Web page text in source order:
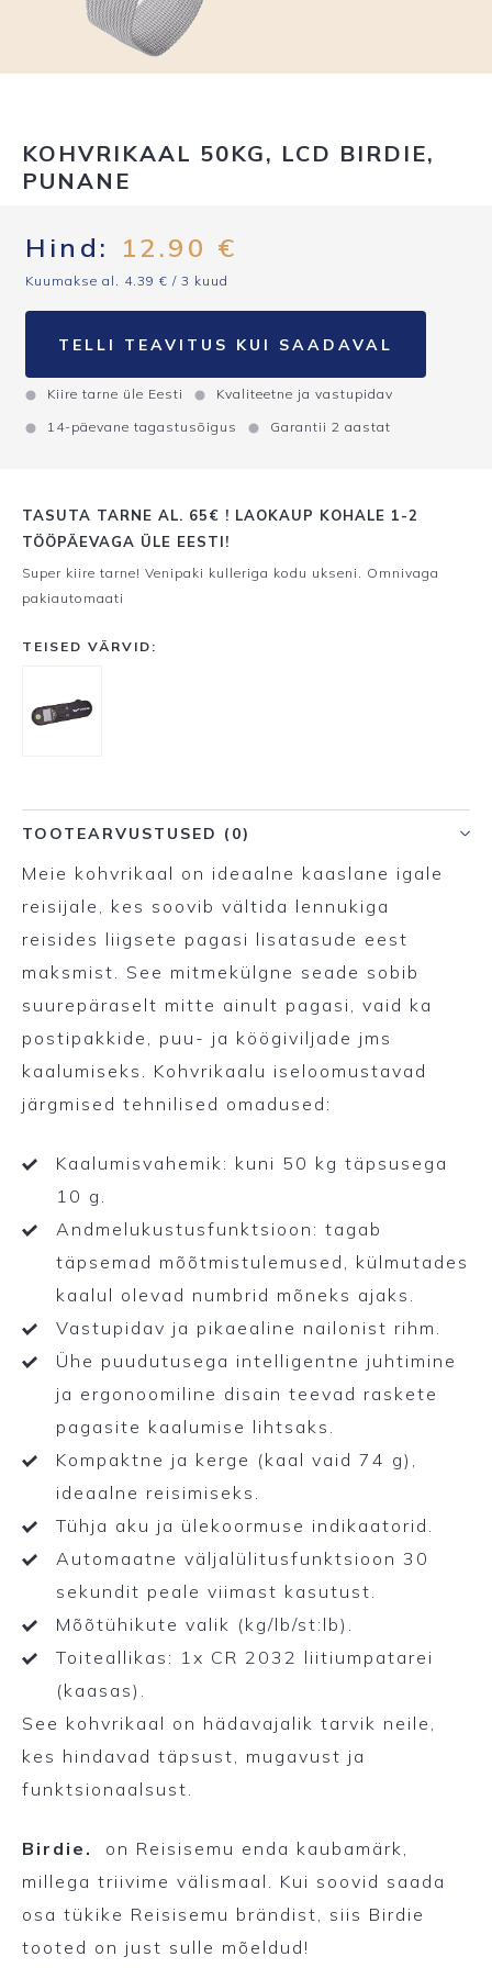
KOHVRIKAAL 50KG, LCD BIRDIE,
PUNANE
Meie kohvrikaal on ideaalne kaaslane igale
reisijale, kes soovib vältida lennukiga
reisides liigsete pagasi lisatasude eest
maksmist. See mitmekülgne seade sobib
suurepäraselt mitte ainult pagasi, vaid ka
postipakkide, puu- ja köögiviljade jms
kaalumiseks. Kohvrikaalu iseloomustavad
järgmised tehnilised omadused:
Kaalumisvahemik: kuni 50 kg täpsusega
10 g.
Andmelukustusfunktsioon: tagab
täpsemad mõõtmistulemused, külmutades
kaalul olevad numbrid mõneks ajaks.
Vastupidav ja pikaealine nailonist rihm.
Ühe puudutusega intelligentne juhtimine
ja ergonoomiline disain teevad raskete
pagasite kaalumise lihtsaks.
Kompaktne ja kerge (kaal vaid 74 g),
ideaalne reisimiseks.
Tühja aku ja ülekoormuse indikaatorid.
Automaatne väljalülitusfunktsioon 30
sekundit peale viimast kasutust.
Mõõtühikute valik (kg/lb/st:lb).
Toiteallikas: 1x CR 2032 liitiumpatarei
(kaasas).
See kohvrikaal on hädavajalik tarvik neile,
kes hindavad täpsust, mugavust ja
funktsionaalsust.
Birdie.
on Reisisemu enda kaubamärk,
millega triivime välismaal. Kui soovid saada
osa tükike Reisisemu brändist, siis Birdie
tooted on just sulle mõeldud!
Kiire tarne üle Eesti
Kvaliteetne ja vastupidav
14-päevane tagastusõigus
Garantii 2 aastat
Hind: 12.90 €
Kuumakse al. 4.39 € / 3 kuud
TELLI TEAVITUS KUI SAADAVAL
TASUTA TARNE AL. 65€ ! LAOKAUP KOHALE 1-2
TÖÖPÄEVAGA ÜLE EESTI!
Super kiire tarne! Venipaki kulleriga kodu ukseni. Omnivaga
pakiautomaati
TEISED VÄRVID:
TOOTEARVUSTUSED (0)